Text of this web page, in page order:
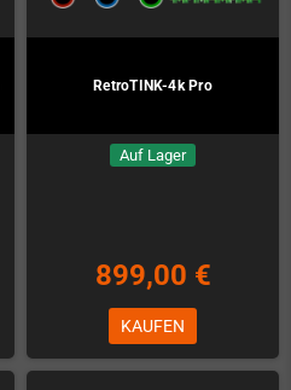
RetroTINK-4k Pro
Auf Lager
899,00 €
KAUFEN